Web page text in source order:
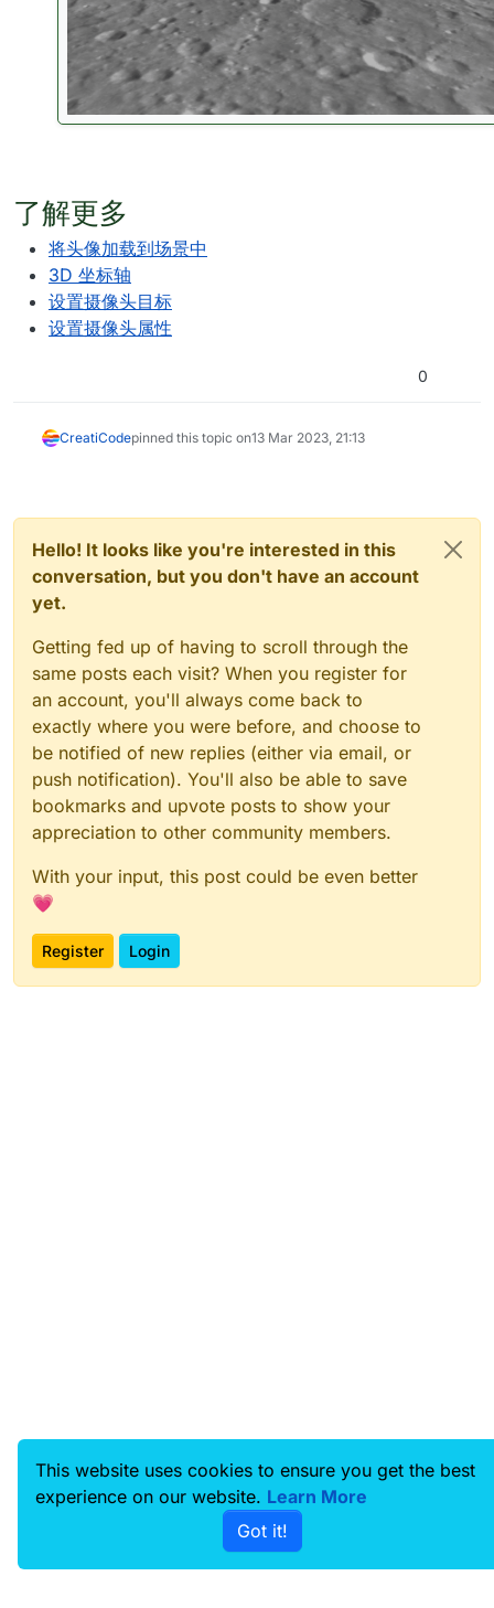
了解更多
将头像加载到场景中
3D 坐标轴
设置摄像头目标
设置摄像头属性
0
CreatiCodepinned this topic on13 Mar 2023, 21:13
Hello! It looks like you're interested in this
conversation, but you don't have an account
yet.
Getting fed up of having to scroll through the
same posts each visit? When you register for
an account, you'll always come back to
exactly where you were before, and choose to
be notified of new replies (either via email, or
push notification). You'll also be able to save
bookmarks and upvote posts to show your
appreciation to other community members.
With your input, this post could be even better
💗
Register Login
This website uses cookies to ensure you get the best
experience on our website. Learn More
Got it!